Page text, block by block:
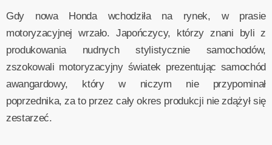
Gdy nowa Honda wchodziła na rynek, w prasie
motoryzacyjnej wrzało. Japończycy, którzy znani byli z
produkowania nudnych stylistycznie samochodów,
zszokowali motoryzacyjny światek prezentując samochód
awangardowy, który w niczym nie przypominał
poprzednika, za to przez cały okres produkcji nie zdążył się
zestarzeć.